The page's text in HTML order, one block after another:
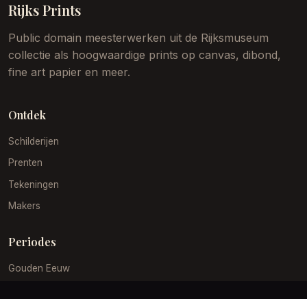
Rijks Prints
Public domain meesterwerken uit de Rijksmuseum
collectie als hoogwaardige prints op canvas, dibond,
fine art papier en meer.
Ontdek
Schilderijen
Prenten
Tekeningen
Makers
Periodes
Gouden Eeuw